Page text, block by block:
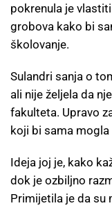
pokrenula je
grobova kako bi
školovanje.
Sulandri sanja o
ali nije željela da
fakulteta. Upravo
koji bi sama
Ideja joj je, kako
dok je ozbiljno
Primijetila je da su